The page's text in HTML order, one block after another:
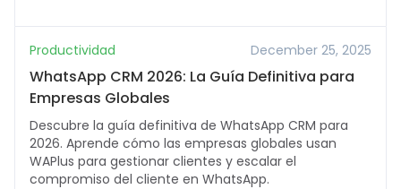
Productividad December 25, 2025
WhatsApp CRM 2026: La Guía Definitiva para
Empresas Globales
Descubre la guía definitiva de WhatsApp CRM para
2026. Aprende cómo las empresas globales usan
WAPlus para gestionar clientes y escalar el
compromiso del cliente en WhatsApp.